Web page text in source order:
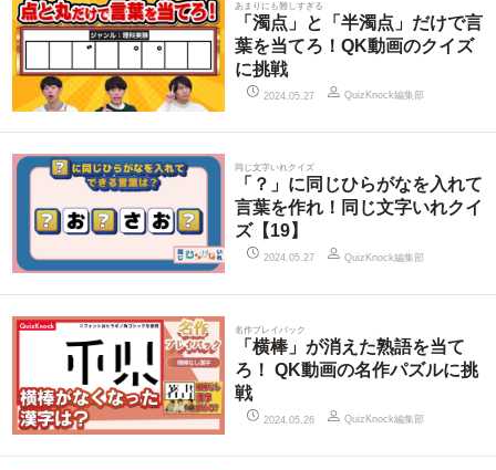
あまりにも難しすぎる
「濁点」と「半濁点」だけで言
葉を当てろ！QK動画のクイズ
に挑戦
2024.05.27 QuizKnock編集部
同じ文字いれクイズ
「？」に同じひらがなを入れて
言葉を作れ！同じ文字いれクイ
ズ【19】
2024.05.27 QuizKnock編集部
名作プレイバック
「横棒」が消えた熟語を当て
ろ！ QK動画の名作パズルに挑
戦
2024.05.26 QuizKnock編集部